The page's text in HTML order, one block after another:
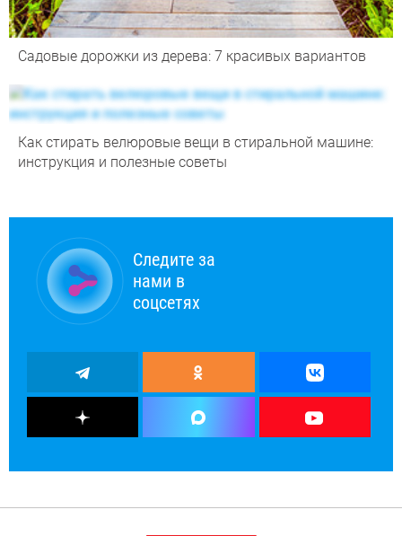
Садовые дорожки из дерева: 7 красивых вариантов
Как стирать велюровые вещи в стиральной машине:
инструкция и полезные советы
Следите за
нами в
соцсетях